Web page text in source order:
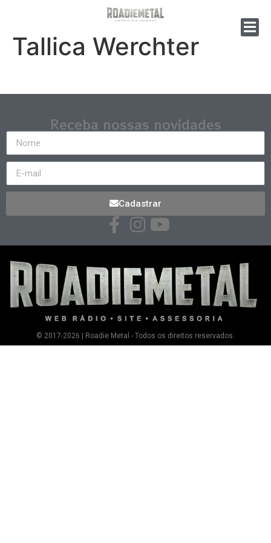
Tallica Werchter
Receba nossas novidades
Cadastrar
© 2017-2026 | Roadie Metal - Todos os direitos reservados.